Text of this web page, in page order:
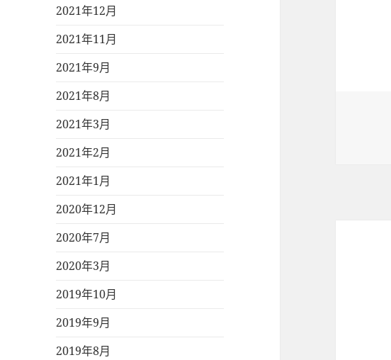
2021年12月
2021年11月
2021年9月
2021年8月
2021年3月
2021年2月
2021年1月
2020年12月
2020年7月
2020年3月
2019年10月
2019年9月
2019年8月